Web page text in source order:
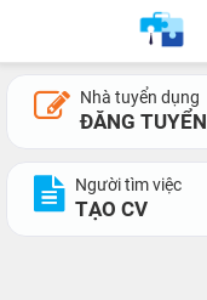
Nhà tuyển dụng
ĐĂNG TUYỂN
Người tìm việc
TẠO CV